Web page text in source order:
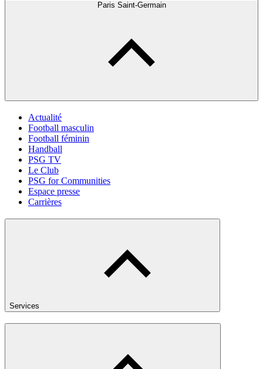
Paris Saint-Germain
Actualité
Football masculin
Football féminin
Handball
PSG TV
Le Club
PSG for Communities
Espace presse
Carrières
Services